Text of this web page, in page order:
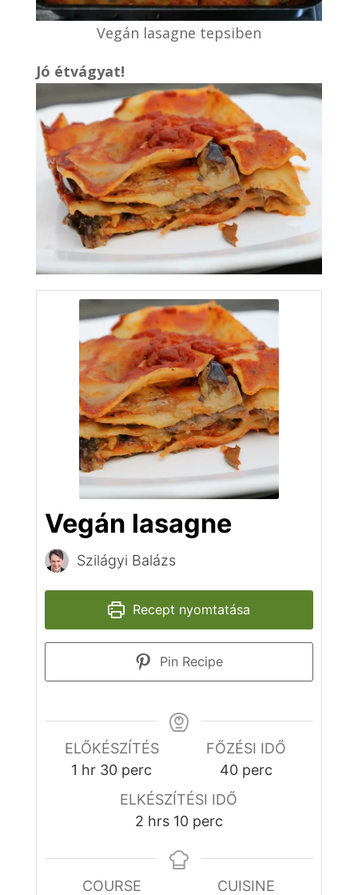
Vegán lasagne tepsiben
Jó étvágyat!
Vegán lasagne
Szilágyi Balázs
Recept nyomtatása
Pin Recipe
ELŐKÉSZÍTÉS
1 óra
hr 30perc
perc
FŐZÉSI IDŐ
40perc
perc
ELKÉSZÍTÉSI IDŐ
2óra
hrs 10perc
perc
COURSE
CUISINE